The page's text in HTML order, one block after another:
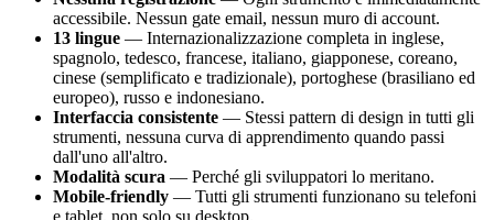
accessibile. Nessun gate email, nessun muro di account.
13 lingue — Internazionalizzazione completa in inglese,
spagnolo, tedesco, francese, italiano, giapponese, coreano,
cinese (semplificato e tradizionale), portoghese (brasiliano ed
europeo), russo e indonesiano.
Interfaccia consistente — Stessi pattern di design in tutti gli
strumenti, nessuna curva di apprendimento quando passi
dall'uno all'altro.
Modalità scura — Perché gli sviluppatori lo meritano.
Mobile-friendly — Tutti gli strumenti funzionano su telefoni
e tablet, non solo su desktop.